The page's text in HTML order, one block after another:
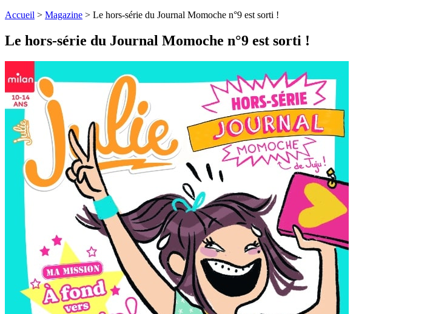
Accueil > Magazine > Le hors-série du Journal Momoche n°9 est sorti !
Le hors-série du Journal Momoche n°9 est sorti !